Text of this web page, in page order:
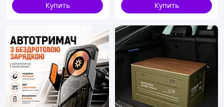
Купить Купить